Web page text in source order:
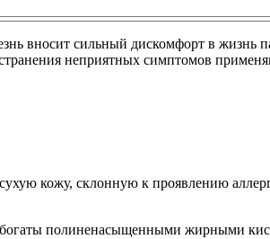
вносит сильный дискомфорт в
неприятных симптомов
кожу, склонную к проявлению
полиненасыщенными жирными